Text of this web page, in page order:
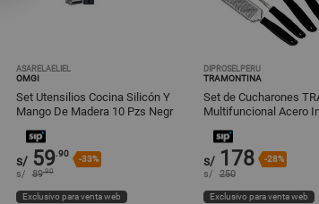
ASARELAELIEL
OMGI
Set Utensilios Cocina Silicón Y
Mango De Madera 10 Pzs Negr
s/ 59.90
-33%
s/ 89.90
Exclusivo para venta web
DIPROSELPERU
TRAMONTINA
Set de Cucharones
Multifuncional Acero
s/ 178 -28%
s/ 250
Exclusivo para venta web